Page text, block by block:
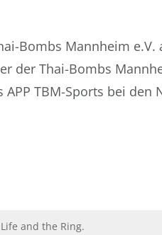
Bombs Mannheim e.V.
der Thai-Bombs
TBM-Sports bei den
and the Ring.